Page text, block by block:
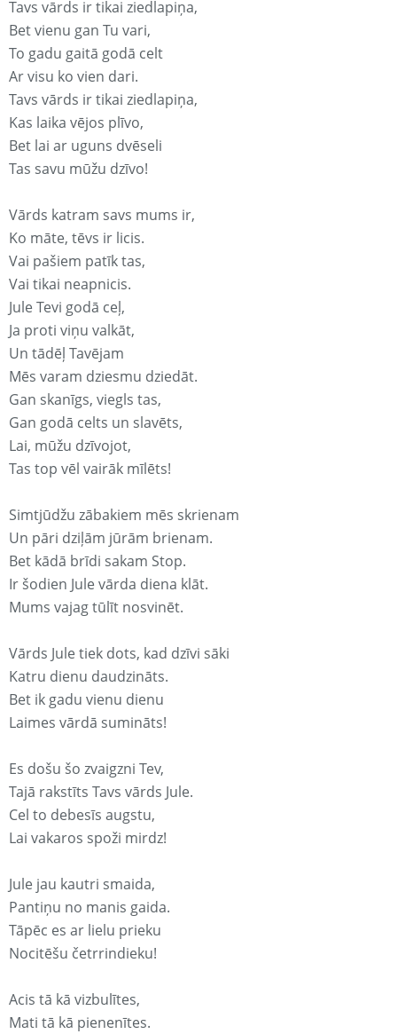
Tavs vārds ir tikai ziedlapiņa,
Bet vienu gan Tu vari,
To gadu gaitā godā celt
Ar visu ko vien dari.
Tavs vārds ir tikai ziedlapiņa,
Kas laika vējos plīvo,
Bet lai ar uguns dvēseli
Tas savu mūžu dzīvo!
Vārds katram savs mums ir,
Ko māte, tēvs ir licis.
Vai pašiem patīk tas,
Vai tikai neapnicis.
Jule Tevi godā ceļ,
Ja proti viņu valkāt,
Un tādēļ Tavējam
Mēs varam dziesmu dziedāt.
Gan skanīgs, viegls tas,
Gan godā celts un slavēts,
Lai, mūžu dzīvojot,
Tas top vēl vairāk mīlēts!
Simtjūdžu zābakiem mēs skrienam
Un pāri dziļām jūrām brienam.
Bet kādā brīdi sakam Stop.
Ir šodien Jule vārda diena klāt.
Mums vajag tūlīt nosvinēt.
Vārds Jule tiek dots, kad dzīvi sāki
Katru dienu daudzināts.
Bet ik gadu vienu dienu
Laimes vārdā sumināts!
Es došu šo zvaigzni Tev,
Tajā rakstīts Tavs vārds Jule.
Cel to debesīs augstu,
Lai vakaros spoži mirdz!
Jule jau kautri smaida,
Pantiņu no manis gaida.
Tāpēc es ar lielu prieku
Nocitēšu četrrindieku!
Acis tā kā vizbulītes,
Mati tā kā pienenītes.